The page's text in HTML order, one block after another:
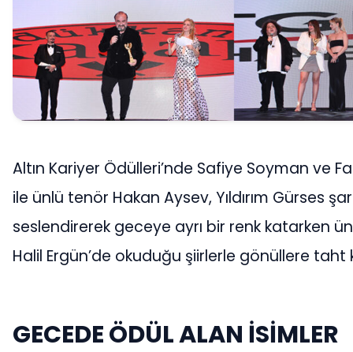
Altın Kariyer Ödülleri’nde Safiye Soyman ve
ile ünlü tenör Hakan Aysev, Yıldırım Gürses
seslendirerek geceye ayrı bir renk katarken
Halil Ergün’de okuduğu şiirlerle gönüllere taht
GECEDE ÖDÜL ALAN İSİMLER